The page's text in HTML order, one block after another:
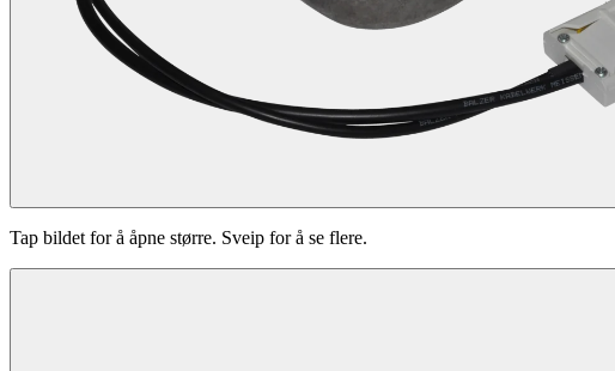
Tap bildet for å åpne større. Sveip for å se flere.